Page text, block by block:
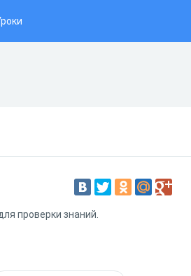
проверки знаний.